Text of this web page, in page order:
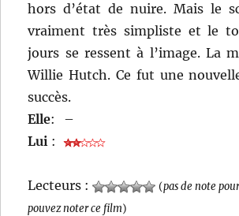
hors d’état de nuire. Mais le
vraiment très simpliste et le
jours se ressent à l’image. La
Willie Hutch. Ce fut une
succès.
Elle:
–
Lui :
Lecteurs : (pas de note
pouvez noter ce film)